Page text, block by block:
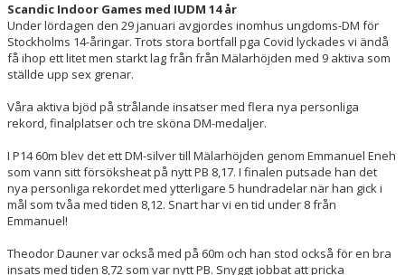
Scandic Indoor Games med IUDM 14 år
Under lördagen den 29 januari avgjordes inomhus ungdoms-DM för
Stockholms 14-åringar. Trots stora bortfall pga Covid lyckades vi ändå
få ihop ett litet men starkt lag från från Mälarhöjden med 9 aktiva som
ställde upp sex grenar.
Våra aktiva bjöd på strålande insatser med flera nya personliga
rekord, finalplatser och tre sköna DM-medaljer.
I P14 60m blev det ett DM-silver till Mälarhöjden genom Emmanuel Eneh
som vann sitt försöksheat på nytt PB 8,17. I finalen putsade han det
nya personliga rekordet med ytterligare 5 hundradelar när han gick i
mål som tvåa med tiden 8,12. Snart har vi en tid under 8 från
Emmanuel!
Theodor Dauner var också med på 60m och han stod också för en bra
insats med tiden 8,72 som var nytt PB. Snyggt jobbat att pricka